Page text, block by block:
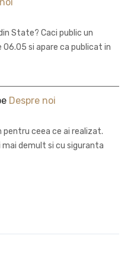
State? Caci public un
si apare ca publicat in
Despre noi
pentru ceea ce ai realizat.
demult si cu siguranta